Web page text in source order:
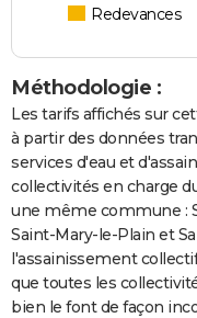
Redevances
Méthodologie :
Les tarifs affichés sur
à partir des données
services d'eau et
collectivités en charge
une même commune :
Saint-Mary-le-Plain et
l'assainissement
que toutes les
bien le font de façon